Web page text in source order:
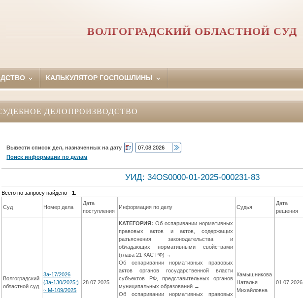
ВОЛГОГРАДСКИЙ ОБЛАСТНОЙ СУД
КАЛЬКУЛЯТОР ГОСПОШЛИНЫ
ДЕЛОПРОИЗВОДСТВО
Вывести список дел, назначенных на дату
Поиск информации по делам
УИД: 34OS0000-01-2025-000231-83
Всего по запросу найдено -1
Суд Номер дела
Дата
поступления
Информация по делу Судья
Дата
решения
Волгоградский
областной суд
3а-17/2026
(3а-130/2025;)
~ М-109/2025
28.07.2025
КАТЕГОРИЯ: Об оспаривании нормативных
правовых актов и актов, содержащих
разъяснения законодательства и
обладающих нормативными свойствами
(глава 21 КАС РФ) →
Об оспаривании нормативных правовых
актов органов государственной власти
субъектов РФ, представительных органов
муниципальных образований →
Об оспаривании нормативных правовых
Камышникова
Наталья
Михайловна
01.07.2026